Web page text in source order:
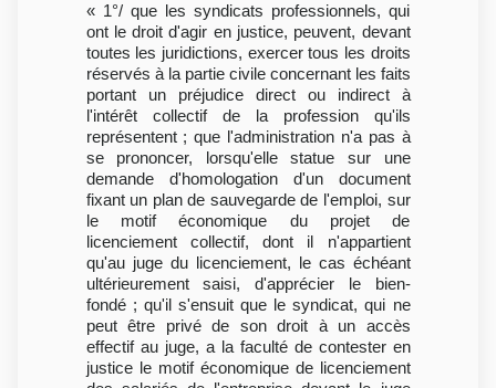
« 1°/ que les syndicats professionnels, qui
ont le droit d'agir en justice, peuvent, devant
toutes les juridictions, exercer tous les droits
réservés à la partie civile concernant les faits
portant un préjudice direct ou indirect à
l'intérêt collectif de la profession qu'ils
représentent ; que l'administration n'a pas à
se prononcer, lorsqu'elle statue sur une
demande d'homologation d'un document
fixant un plan de sauvegarde de l'emploi, sur
le motif économique du projet de
licenciement collectif, dont il n'appartient
qu'au juge du licenciement, le cas échéant
ultérieurement saisi, d'apprécier le bien-
fondé ; qu'il s'ensuit que le syndicat, qui ne
peut être privé de son droit à un accès
effectif au juge, a la faculté de contester en
justice le motif économique de licenciement